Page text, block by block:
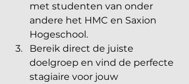
met studenten van onder
andere het HMC en Saxion
Hogeschool.
Bereik direct de juiste
doelgroep en vind de perfecte
stagiaire voor jouw